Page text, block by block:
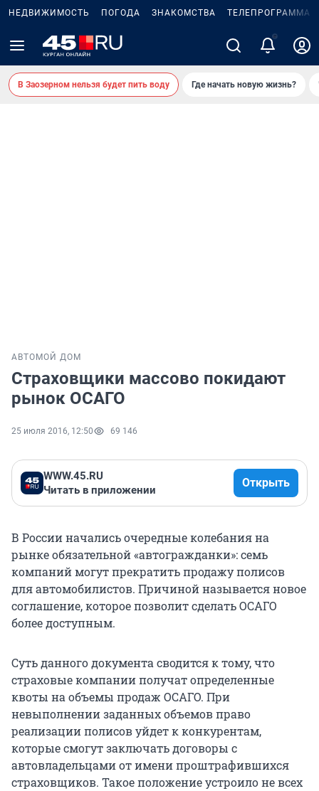
НЕДВИЖИМОСТЬ ПОГОДА ЗНАКОМСТВА ТЕЛЕПРОГРАММА
В Заозерном нельзя будет пить воду Где начать новую жизнь?
АВТО МОЙ ДОМ
Страховщики массово покидают
рынок ОСАГО
25 июля 2016, 12:50 69 146
WWW.45.RU
Читать в приложении
Открыть
В России начались очередные колебания на
рынке обязательной «автогражданки»: семь
компаний могут прекратить продажу полисов
для автомобилистов. Причиной называется новое
соглашение, которое позволит сделать ОСАГО
более доступным.
Суть данного документа сводится к тому, что
страховые компании получат определенные
квоты на объемы продаж ОСАГО. При
невыполнении заданных объемов право
реализации полисов уйдет к конкурентам,
которые смогут заключать договоры с
автовладельцами от имени проштрафившихся
страховщиков. Такое положение устроило не всех